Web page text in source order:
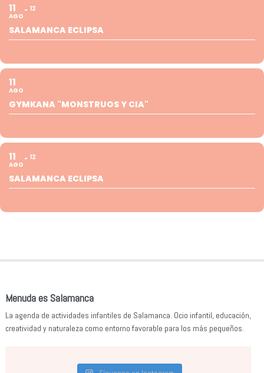
11
AGO
12
SALAMANCA ECLIPSA
11
AGO
GYMKANA "MONSTRUOS Y CIA"
11
AGO
12
SALAMANCA ECLIPSA
Menuda es Salamanca
La agenda de actividades infantiles de Salamanca. Ocio infantil, educación,
creatividad y naturaleza como entorno favorable para los más pequeños.